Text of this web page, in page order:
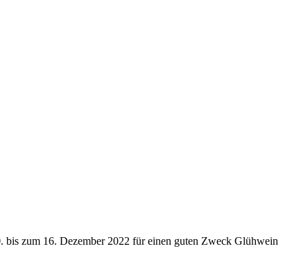
zum 16. Dezember 2022 für einen guten Zweck Glühwein